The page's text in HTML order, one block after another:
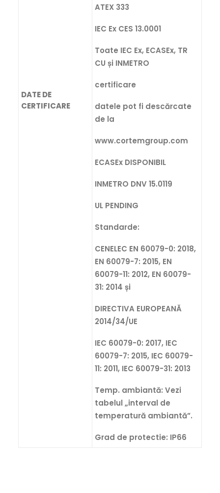
DATE DE
CERTIFICARE
ATEX 333
IEC Ex CES 13.0001
Toate IEC Ex, ECASEx, TR
CU și INMETRO
certificare
datele pot fi descărcate
de la
www.cortemgroup.com
ECASEx DISPONIBIL
INMETRO DNV 15.0119
UL PENDING
Standarde:
CENELEC EN 60079-0: 2018,
EN 60079-7: 2015, EN
60079-11: 2012, EN 60079-
31: 2014 și
DIRECTIVA EUROPEANĂ
2014/34/UE
IEC 60079-0: 2017, IEC
60079-7: 2015, IEC 60079-
11: 2011, IEC 60079-31: 2013
Temp. ambiantă: Vezi
tabelul „interval de
temperatură ambiantă”.
Grad de protectie: IP66